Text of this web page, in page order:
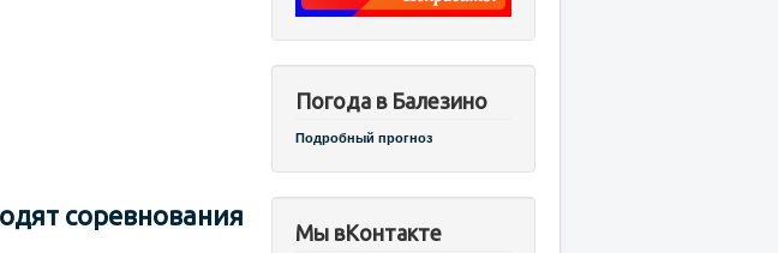
соревнования
Погода в Балезино
Подробный прогноз
Мы вКонтакте